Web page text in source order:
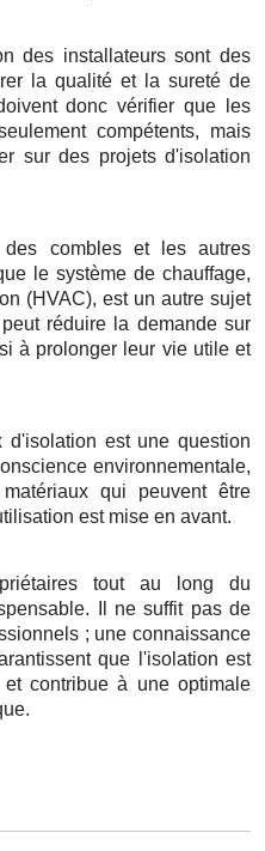
des installateurs sont des
la qualité et la sureté de
donc vérifier que les
compétents, mais
sur des projets d'isolation
des combles et les autres
le système de chauffage,
(HVAC), est un autre sujet
réduire la demande sur
à prolonger leur vie utile et
d'isolation est une question
environnementale,
qui peuvent être
est mise en avant.
tout au long du
Il ne suffit pas de
; une connaissance
que l'isolation est
contribue à une optimale